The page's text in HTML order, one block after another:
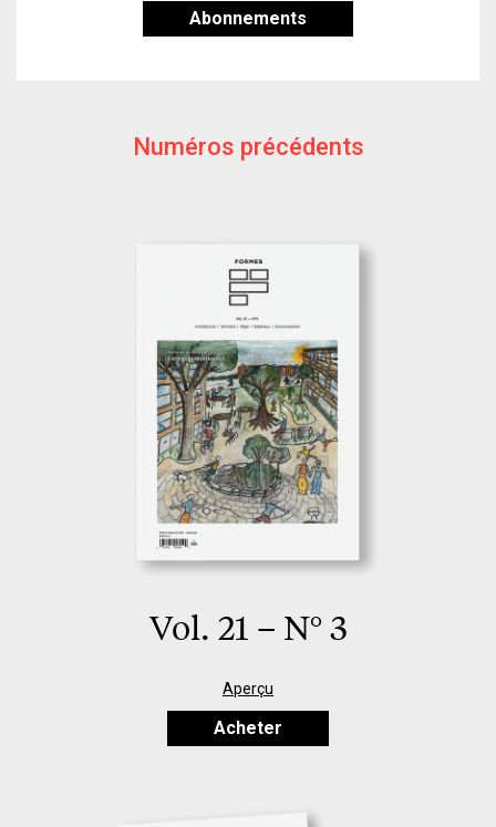
Abonnements
Numéros précédents
Vol. 21 – N° 3
Aperçu
Acheter